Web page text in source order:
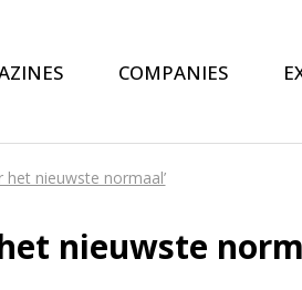
COMPANIES
het nieuwste normaal’
nieuwste